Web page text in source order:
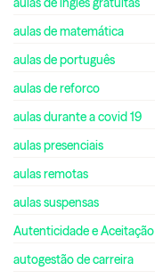
aulas de matemática
aulas de português
aulas de reforco
aulas durante a covid 19
aulas presenciais
aulas remotas
aulas suspensas
Autenticidade e Aceitação
autogestão de carreira